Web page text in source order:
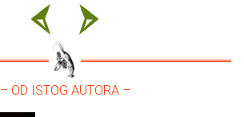
– OD ISTOG AUTORA –